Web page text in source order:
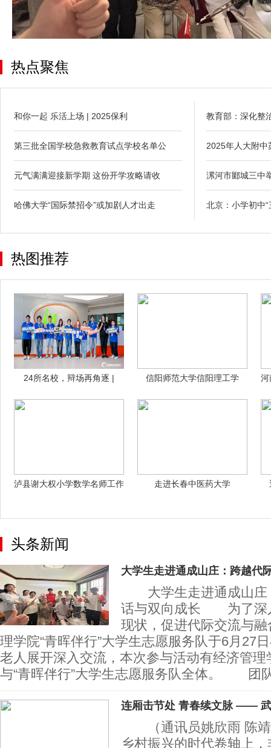
热点聚焦
和你一起 乐活上场 | 2025保利
第三批全国学校急救教育试点学校名单公
元气满满迎接新学期 这份开学攻略请收
哈佛大学“国际禁招令”或加剧人才出走
教育部：深化整
2025年人大附中
漯河市郾城三中
北京：小学初中
热图推荐
24所名校，辩场再角逐 |
信阳师范大学信阳理工学
河
泸县谢大权小学数学名师工作
走进长春中医药大学
头条新闻
大学生走进通成山庄：跨越代
大学生走进通成山庄
话与双向成长 为了深
现状，促进代际交流与
理学院“青晖伴行”大学生志愿服务队于6月27
老人展开深入交流，本次参与活动有经济管
与“青晖伴行”大学生志愿服务队全体。 团
连厢击节处 青春续文脉 ——
（通讯员姚欣雨 陈靖
乡村振兴的时代卷轴上